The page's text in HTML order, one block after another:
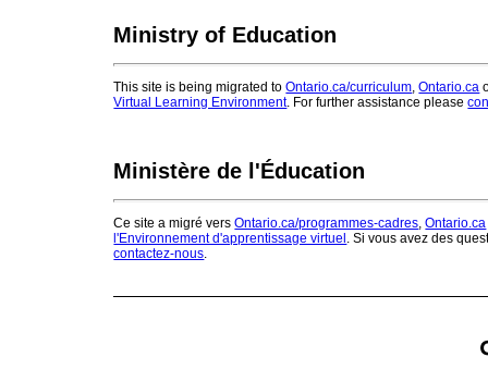
Ministry of Education
This site is being migrated toOntario.ca/curriculum ,Ontario.ca
Virtual Learning Environment. For further assistance please
Ministère de l'Éducation
Ce site a migré versOntario.ca/programmes-cadres ,Ontario.ca
l'Environnement d'apprentissage virtuel . Si vous avez des
contactez-nous